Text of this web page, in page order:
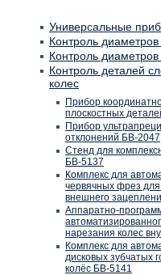
Универсальные
Контроль
Контроль
Контроль деталей
колес
Прибор
плоскостных
Прибор
отклонений БВ-2047
Стенд для
БВ-5137
Комплекс для
червячных фрез
внешнего
Аппаратно-
нарезания колес
Комплекс для
дисковых зубчатых
колёс БВ-5141